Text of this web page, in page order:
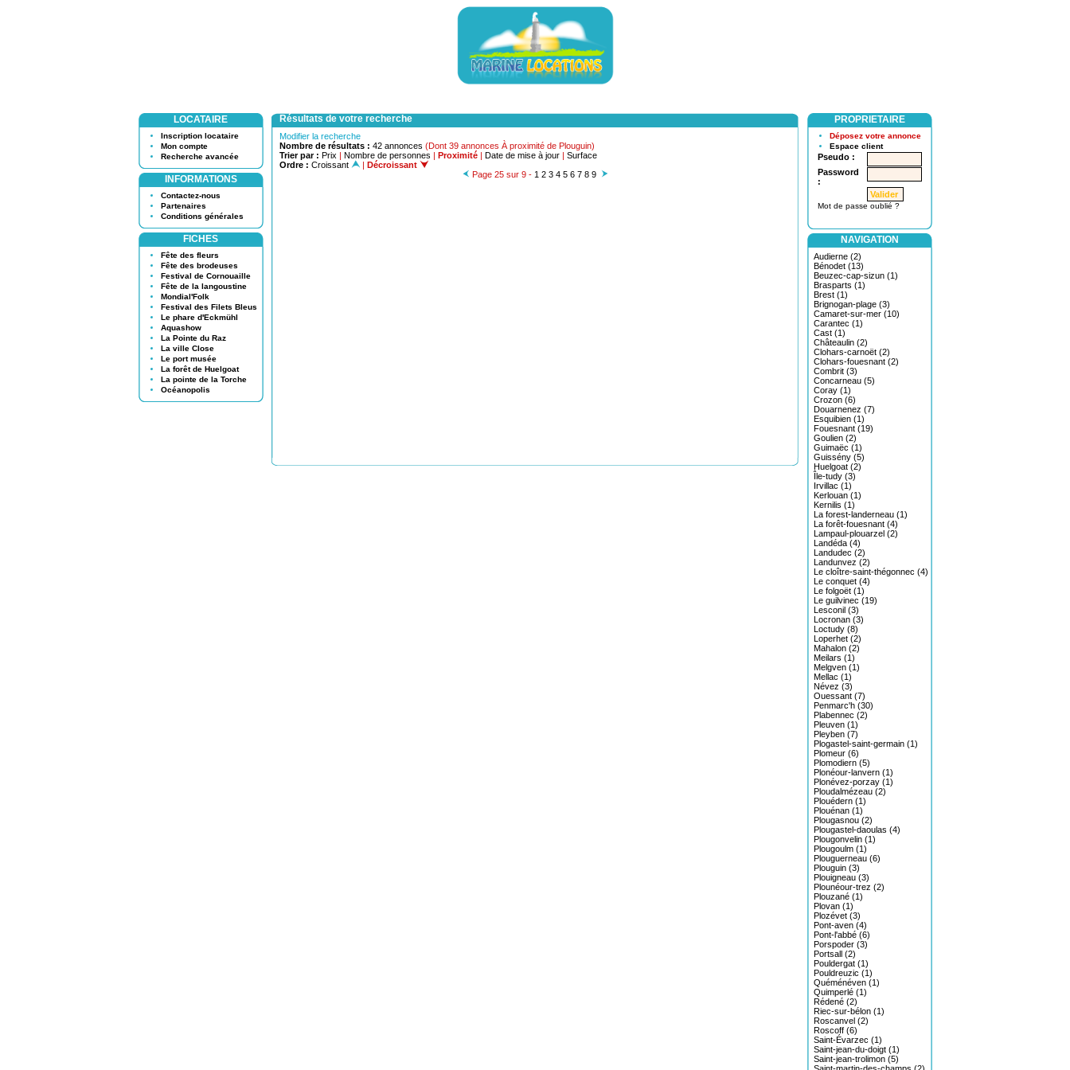
LOCATAIRE
Inscription locataire
Mon compte
Recherche avancée
INFORMATIONS
Contactez-nous
Partenaires
Conditions générales
FICHES
Fête des fleurs
Fête des brodeuses
Festival de Cornouaille
Fête de la langoustine
Mondial'Folk
Festival des Filets Bleus
Le phare d'Eckmühl
Aquashow
La Pointe du Raz
La ville Close
Le port musée
La forêt de Huelgoat
La pointe de la Torche
Océanopolis
Résultats de votre recherche
Modifier la recherche
Nombre de résultats : 42 annonces (Dont 39 annonces À proximité de Plouguin)
Trier par : Prix | Nombre de personnes | Proximité | Date de mise à jour | Surface
Ordre : Croissant | Décroissant
Page 25 sur 9 - 1 2 3 4 5 6 7 8 9
PROPRIETAIRE
Déposez votre annonce
Espace client
Pseudo :
Password
:
Mot de passe oublié ?
NAVIGATION
Audierne (2)
Bénodet (13)
Beuzec-cap-sizun (1)
Brasparts (1)
Brest (1)
Brignogan-plage (3)
Camaret-sur-mer (10)
Carantec (1)
Cast (1)
Châteaulin (2)
Clohars-carnoët (2)
Clohars-fouesnant (2)
Combrit (3)
Concarneau (5)
Coray (1)
Crozon (6)
Douarnenez (7)
Esquibien (1)
Fouesnant (19)
Goulien (2)
Guimaëc (1)
Guissény (5)
Huelgoat (2)
Île-tudy (3)
Irvillac (1)
Kerlouan (1)
Kernilis (1)
La forest-landerneau (1)
La forêt-fouesnant (4)
Lampaul-plouarzel (2)
Landéda (4)
Landudec (2)
Landunvez (2)
Le cloître-saint-thégonnec (4)
Le conquet (4)
Le folgoët (1)
Le guilvinec (19)
Lesconil (3)
Locronan (3)
Loctudy (8)
Loperhet (2)
Mahalon (2)
Meilars (1)
Melgven (1)
Mellac (1)
Névez (3)
Ouessant (7)
Penmarc'h (30)
Plabennec (2)
Pleuven (1)
Pleyben (7)
Plogastel-saint-germain (1)
Plomeur (6)
Plomodiern (5)
Plonéour-lanvern (1)
Plonévez-porzay (1)
Ploudalmézeau (2)
Plouédern (1)
Plouénan (1)
Plougasnou (2)
Plougastel-daoulas (4)
Plougonvelin (1)
Plougoulm (1)
Plouguerneau (6)
Plouguin (3)
Plouigneau (3)
Plounéour-trez (2)
Plouzané (1)
Plovan (1)
Plozévet (3)
Pont-aven (4)
Pont-l'abbé (6)
Porspoder (3)
Portsall (2)
Pouldergat (1)
Pouldreuzic (1)
Quéménéven (1)
Quimperlé (1)
Rédené (2)
Riec-sur-bélon (1)
Roscanvel (2)
Roscoff (6)
Saint-Évarzec (1)
Saint-jean-du-doigt (1)
Saint-jean-trolimon (5)